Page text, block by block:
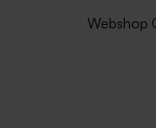
Webshop